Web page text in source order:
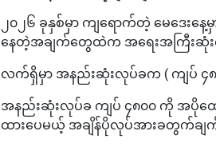
၂၀၂၆ ခုနှစ်မှာ ကျရောက်တဲ့ မေဒေး
နေတဲ့အချက်တွေထဲက အရေးအကြီးဆုံး
လက်ရှိမှာ အနည်းဆုံးလုပ်ခက ( ကျပ် ၄၈၀
အနည်းဆုံးလုပ်ခ ကျပ် ၄၈၀၀ ကို အပိုထော
ထားပေမယ့် အချိန်ပိုလုပ်အားခတွက်ချ